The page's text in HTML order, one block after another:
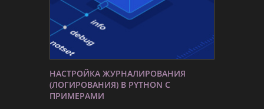
НАСТРОЙКА ЖУРНАЛИРОВАНИЯ
(ЛОГИРОВАНИЯ) В PYTHON С
ПРИМЕРАМИ